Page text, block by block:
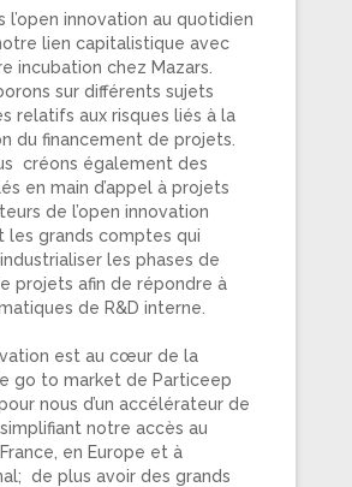
l’open innovation au quotidien
lien capitalistique avec
incubation chez Mazars.
sur différents sujets
relatifs aux risques liés à la
du financement de projets.
créons également des
en main d’appel à projets
de l’open innovation
les grands comptes qui
les phases de
projets afin de répondre à
de R&D interne.
est au cœur de la
go to market de Particeep
nous d’un accélérateur de
notre accès au
en Europe et à
de plus avoir des grands